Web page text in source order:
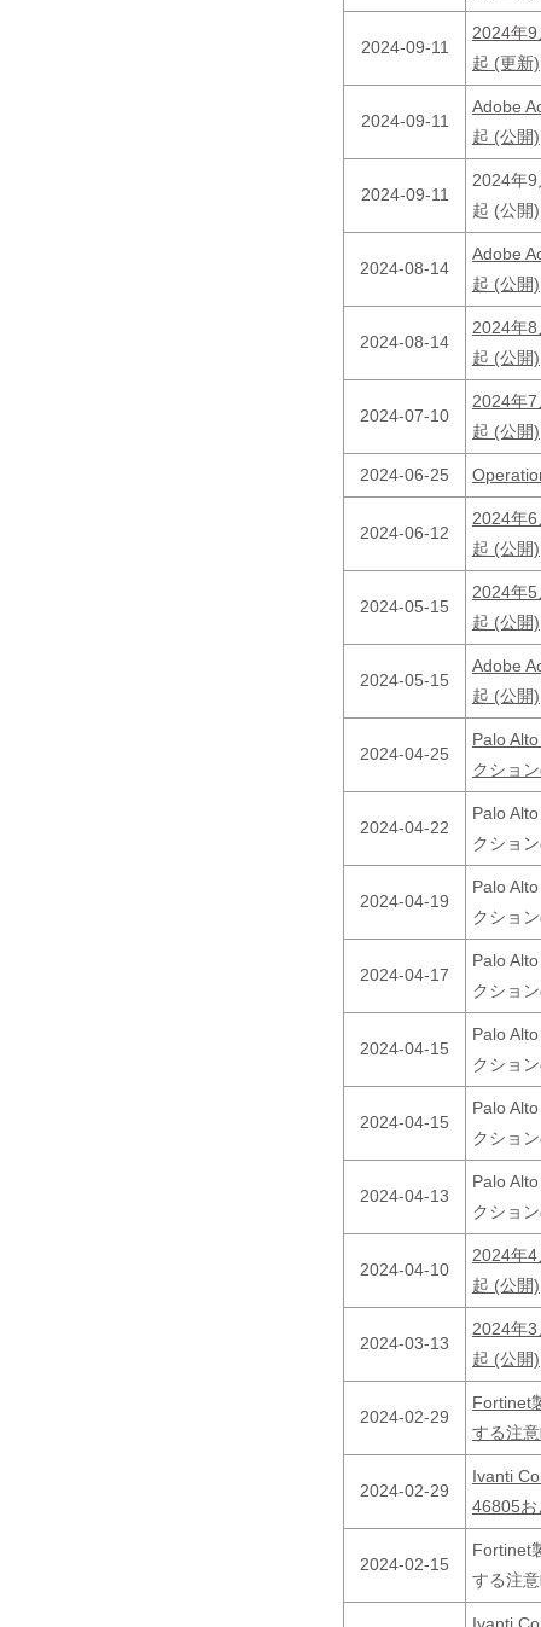
2024-09-11
2024年
起 (更新)
2024-09-11
Adobe
起 (公開)
2024-09-11
2024年
起 (公開)
2024-08-14
Adobe
起 (公開)
2024-08-14
2024年
起 (公開)
2024-07-10
2024年
起 (公開)
2024-06-25
2024-06-12
2024年
起 (公開)
2024-05-15
2024年
起 (公開)
2024-05-15
Adobe
起 (公開)
2024-04-25
Palo
クショ
2024-04-22
Palo
クショ
2024-04-19
Palo
クショ
2024-04-17
Palo
クショ
2024-04-15
Palo
クショ
2024-04-15
Palo
クショ
2024-04-13
Palo
クショ
2024-04-10
2024年
起 (公開)
2024-03-13
2024年
起 (公開)
2024-02-29
Fortinet
する注
2024-02-29
Ivanti
46805
2024-02-15
Fortinet
する注